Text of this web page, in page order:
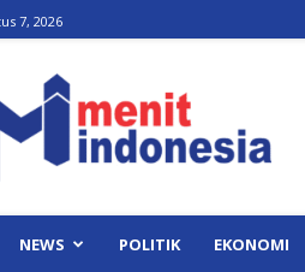
7, 2026
Indonesia
NEWS POLITIK EKONOMI